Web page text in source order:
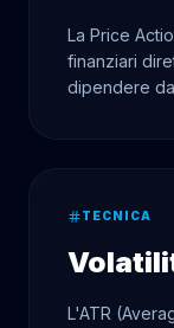
La Price
finanziari
dipendere
TECNICA
L'ATR